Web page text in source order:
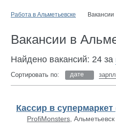
Работа в Альметьевске Вакансии
Вакансии в
Найдено вакансий: 24 за
Сортировать по: дате
Кассир в супермаркет
ProfiMonsters , Альметьевск